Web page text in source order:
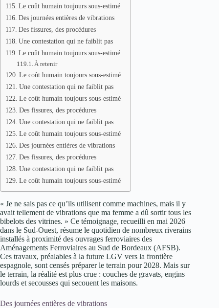
Le coût humain toujours sous-estimé
Des journées entières de vibrations
Des fissures, des procédures
Une contestation qui ne faiblit pas
Le coût humain toujours sous-estimé
À retenir
Le coût humain toujours sous-estimé
Une contestation qui ne faiblit pas
Le coût humain toujours sous-estimé
Des fissures, des procédures
Une contestation qui ne faiblit pas
Le coût humain toujours sous-estimé
Des journées entières de vibrations
Des fissures, des procédures
Une contestation qui ne faiblit pas
Le coût humain toujours sous-estimé
« Je ne sais pas ce qu’ils utilisent comme machines, mais il y
avait tellement de vibrations que ma femme a dû sortir tous les
bibelots des vitrines. » Ce témoignage, recueilli en mai 2026
dans le Sud-Ouest, résume le quotidien de nombreux riverains
installés à proximité des ouvrages ferroviaires des
Aménagements Ferroviaires au Sud de Bordeaux (AFSB).
Ces travaux, préalables à la future LGV vers la frontière
espagnole, sont censés préparer le terrain pour 2028. Mais sur
le terrain, la réalité est plus crue : couches de gravats, engins
lourds et secousses qui secouent les maisons.
Des journées entières de vibrations